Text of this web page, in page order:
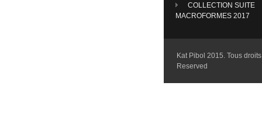
COLLECTION SUITE
MACROFORMES 2017
Kat Pibol 2015. Tous
Reserved